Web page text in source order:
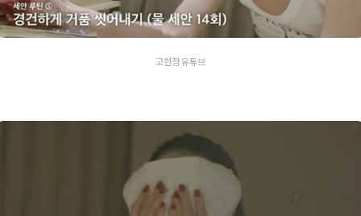
고현정 유튜브